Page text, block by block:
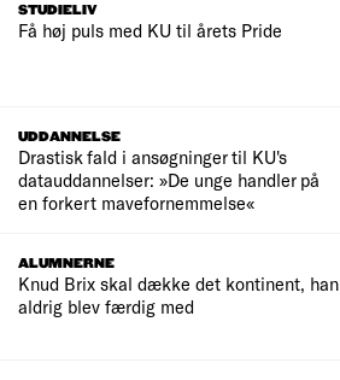
STUDIELIV
Få høj puls med KU til årets Pride
UDDANNELSE
Drastisk fald i ansøgninger til KU's
datauddannelser: »De unge handler på
en forkert mavefornemmelse«
ALUMNERNE
Knud Brix skal dække det kontinent, han
aldrig blev færdig med